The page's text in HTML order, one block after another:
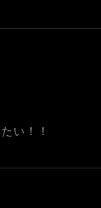
い！！